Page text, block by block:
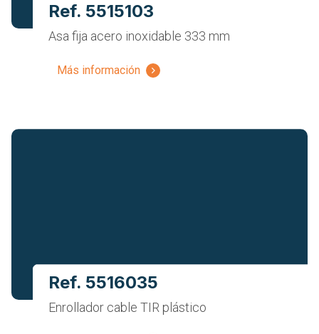
Ref. 5515103
Asa fija acero inoxidable 333 mm
Más información
Ref. 5516035
Enrollador cable TIR plástico